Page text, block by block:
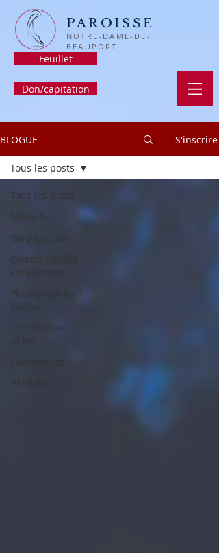
PAROISSE
NOTRE-DAME-DE-
BEAUPORT
Feuillet
Don/capitation
BLOGUE S'inscrire
Tous les posts
Nouvelles
Vie pastorale
Communautés
chrétiennes
Photographies /
Vidéos
Informations
utiles
Sacrements
Réfléchir
Tous les posts